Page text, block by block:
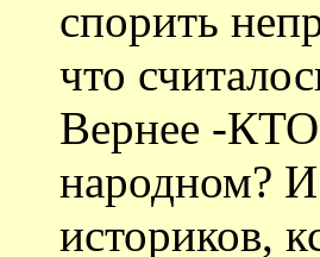
спорить
что
Вернее -КТО
народном?
историков,